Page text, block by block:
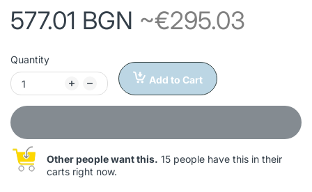
577.01 BGN ~€295.03
Quantity
Add to Cart
Other people want this. 15 people have this in their
carts right now.